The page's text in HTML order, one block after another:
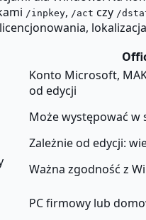
/inpkey, /act czy /
Konto Microsoft,
od edycji
Może występować w
Zależnie od edycji:
Ważna zgodność z
PC firmowy lub